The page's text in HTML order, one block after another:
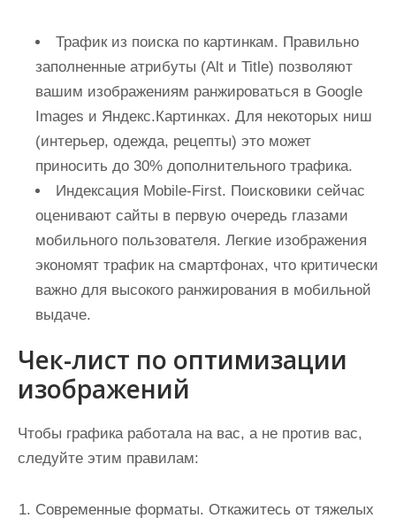
Трафик из поиска по картинкам. Правильно
заполненные атрибуты (Alt и Title) позволяют
вашим изображениям ранжироваться в Google
Images и Яндекс.Картинках. Для некоторых ниш
(интерьер, одежда, рецепты) это может
приносить до 30% дополнительного трафика.
Индексация Mobile-First. Поисковики сейчас
оценивают сайты в первую очередь глазами
мобильного пользователя. Легкие изображения
экономят трафик на смартфонах, что критически
важно для высокого ранжирования в мобильной
выдаче.
Чек-лист по оптимизации
изображений
Чтобы графика работала на вас, а не против вас,
следуйте этим правилам:
Современные форматы. Откажитесь от тяжелых